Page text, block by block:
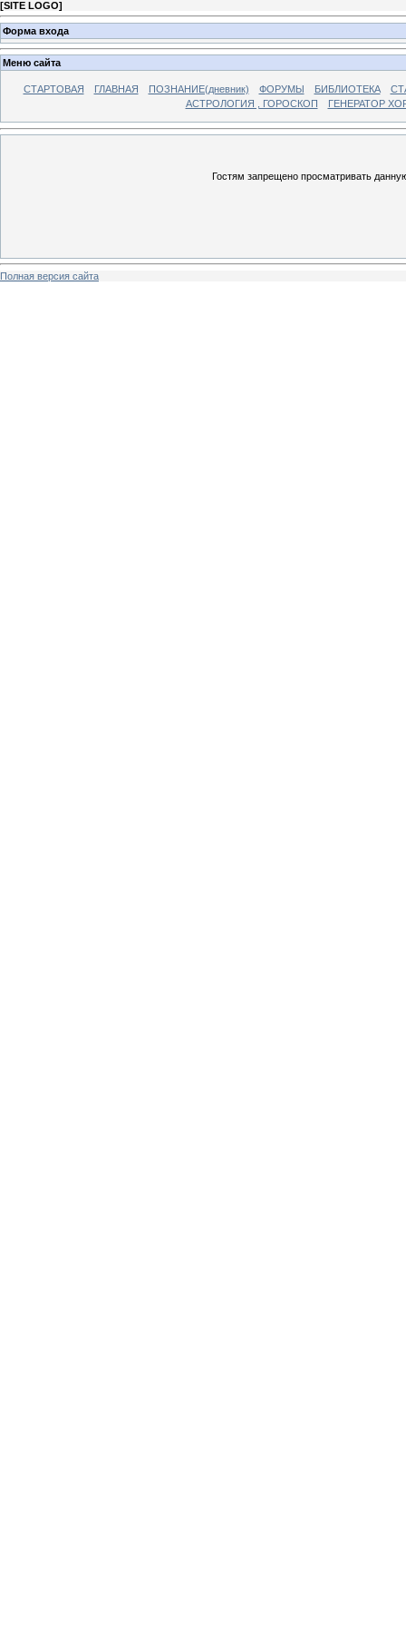
[SITE LOGO]
Форма входа
Меню сайта
СТАРТОВАЯ ГЛАВНАЯ ПОЗНАНИЕ(дневник) ФОРУМЫ БИБЛИОТЕКА
АСТРОЛОГИЯ , ГОРОСКОП
ГЕНЕРАТОР
Гостям запрещено просматривать
Полная версия сайта